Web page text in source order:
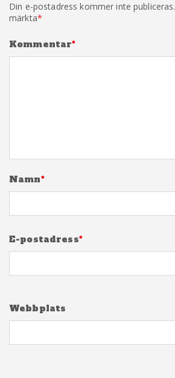
Din e-postadress kommer inte publiceras.
märkta*
Kommentar*
Namn*
E-postadress*
Webbplats